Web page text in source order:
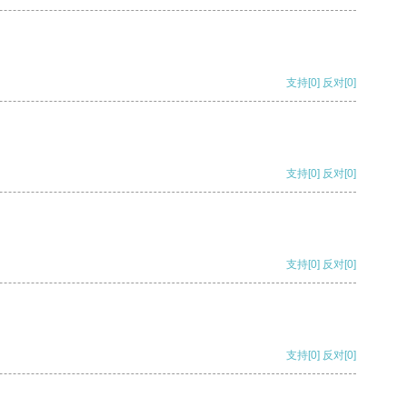
支持[0] 反对[0]
支持[0] 反对[0]
支持[0] 反对[0]
支持[0] 反对[0]